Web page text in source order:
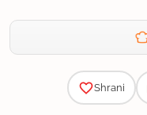
Shrani